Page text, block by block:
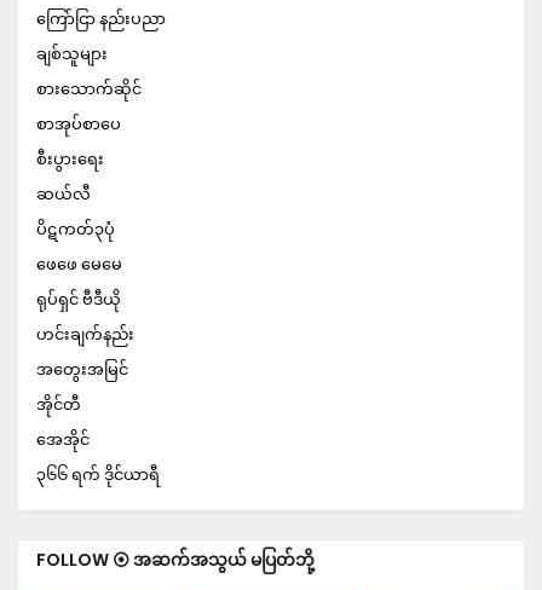
ကြော်ငြာ နည်းပညာ
ချစ်သူများ
စားသောက်ဆိုင်
စာအုပ်စာပေ
စီးပွားရေး
ဆယ်လီ
ပိဋကတ်၃ပုံ
ဖေဖေ မေမေ
ရုပ်ရှင် ဗီဒီယို
ဟင်းချက်နည်း
အတွေးအမြင်
အိုင်တီ
အေအိုင်
၃၆၆ ရက် ဒိုင်ယာရီ
FOLLOW ⦿ အဆက်အသွယ် မပြတ်ဘို့